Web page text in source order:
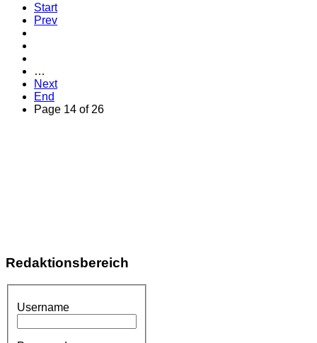
Start
Prev
…
Next
End
Page 14 of 26
Redaktionsbereich
Username